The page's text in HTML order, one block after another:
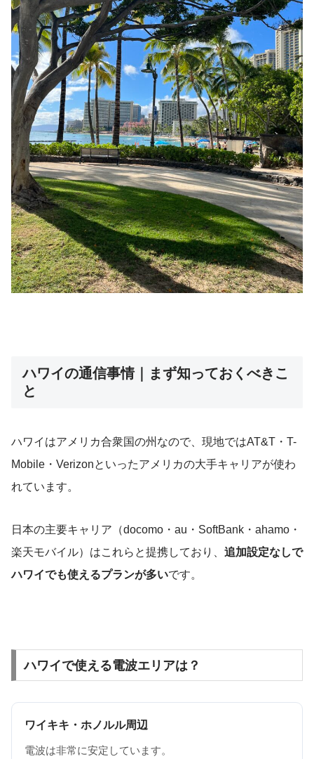
ハワイの通信事情｜まず知っておくべきこ
と
ハワイはアメリカ合衆国の州なので、現地ではAT&T・T-
Mobile・Verizonといったアメリカの大手キャリアが使わ
れています。
日本の主要キャリア（docomo・au・SoftBank・ahamo・
楽天モバイル）はこれらと提携しており、 追加設定なしで
ハワイでも使えるプランが多いです。
ハワイで使える電波エリアは？
ワイキキ・ホノルル周辺
電波は非常に安定しています。